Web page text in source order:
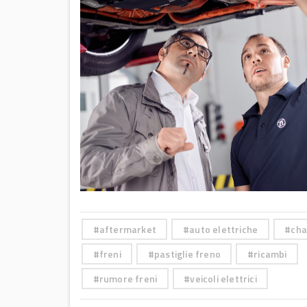
aftermarket auto elettriche
freni
pastiglie freno
ricambi
rumore freni
veicoli elettrici